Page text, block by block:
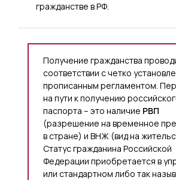
гражданстве в РФ.
Получение гражданства
соответствии с четко
прописанным регламентом.
на пути к получению
паспорта – это наличие РВП
(разрешение на временное
в стране) и ВНЖ (вид на
Статус гражданина Российской
Федерации приобретается в
или стандартном либо так